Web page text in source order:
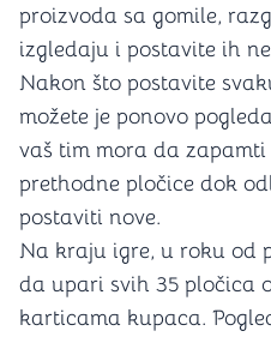
proizvoda sa gomile,
izgledaju i postavite ih
Nakon što postavite
možete je ponovo
vaš tim mora da zapamti
prethodne pločice dok
postaviti nove.
Na kraju igre, u roku od
da upari svih 35 pločica
karticama kupaca.